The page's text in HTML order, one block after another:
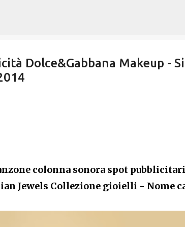
Dolce&Gabbana Makeup -
colonna sonora spot
Jewels Collezione gioielli - Nome